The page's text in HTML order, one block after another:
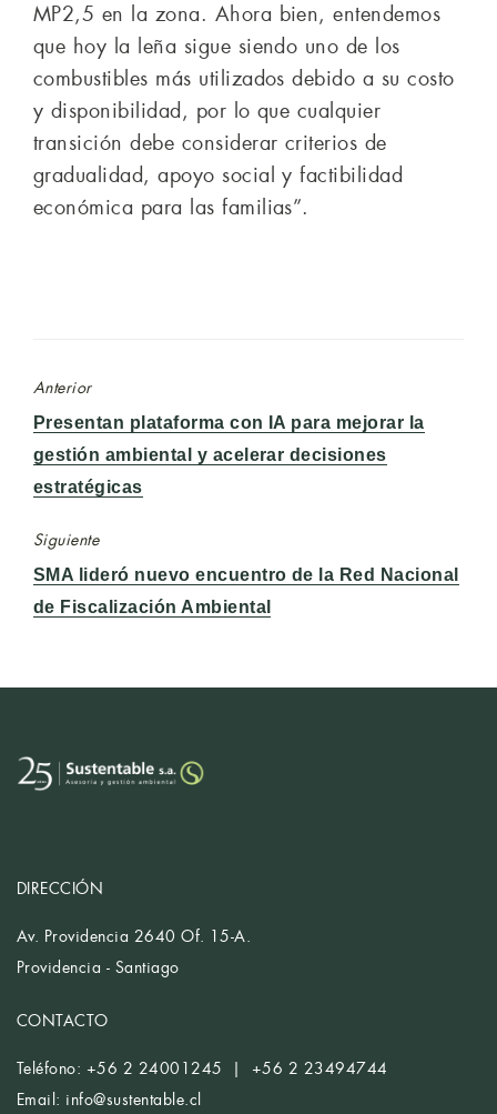
MP2,5 en la zona. Ahora bien, entendemos
que hoy la leña sigue siendo uno de los
combustibles más utilizados debido a su costo
y disponibilidad, por lo que cualquier
transición debe considerar criterios de
gradualidad, apoyo social y factibilidad
económica para las familias”.
Anterior
Entrada
anterior:
Presentan plataforma con IA para mejorar la
gestión ambiental y acelerar decisiones
estratégicas
Siguiente
Entrada
siguiente:
SMA lideró nuevo encuentro de la Red Nacional
de Fiscalización Ambiental
DIRECCIÓN
Av. Providencia 2640 Of. 15-A.
Providencia - Santiago
CONTACTO
Teléfono: +56 2 24001245 | +56 2 23494744
Email: info@sustentable.cl